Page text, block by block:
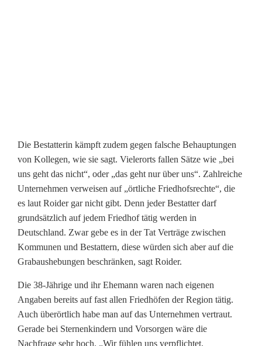
Die Bestatterin kämpft zudem gegen falsche Behauptungen
von Kollegen, wie sie sagt. Vielerorts fallen Sätze wie „bei
uns geht das nicht“, oder „das geht nur über uns“. Zahlreiche
Unternehmen verweisen auf „örtliche Friedhofsrechte“, die
es laut Roider gar nicht gibt. Denn jeder Bestatter darf
grundsätzlich auf jedem Friedhof tätig werden in
Deutschland. Zwar gebe es in der Tat Verträge zwischen
Kommunen und Bestattern, diese würden sich aber auf die
Grabaushebungen beschränken, sagt Roider.
Die 38-Jährige und ihr Ehemann waren nach eigenen
Angaben bereits auf fast allen Friedhöfen der Region tätig.
Auch überörtlich habe man auf das Unternehmen vertraut.
Gerade bei Sternenkindern und Vorsorgen wäre die
Nachfrage sehr hoch. „Wir fühlen uns verpflichtet,